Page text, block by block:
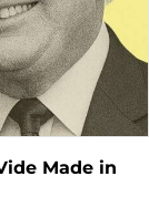
Made in